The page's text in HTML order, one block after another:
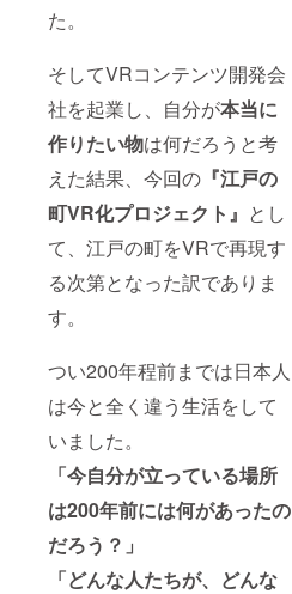
た。
そしてVRコンテンツ開発会
社を起業し、自分が本当に
作りたい物は何だろうと考
えた結果、今回の 『江戸の
町VR化プロジェクト』 とし
て、江戸の町をVRで再現す
る次第となった訳でありま
す。
つい200年程前までは日本人
は今と全く違う生活をして
いました。
「今自分が立っている場所
は200年前には何があったの
だろう？」
「どんな人たちが、どんな